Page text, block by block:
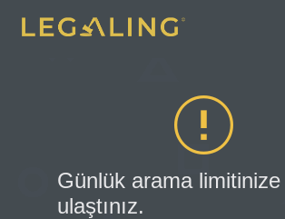
Günlük arama limitinize
ulaştınız.